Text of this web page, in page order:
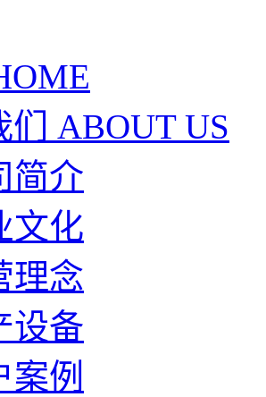
ABOUT US
简介
文化
理念
设备
案例